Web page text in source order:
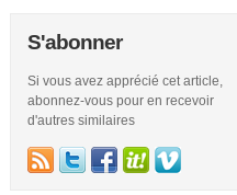
S'abonner
Si vous avez apprécié cet article,
abonnez-vous pour en recevoir
d'autres similaires